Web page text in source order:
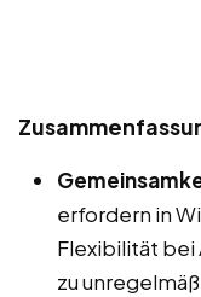
erfordern in
Flexibilität
zu